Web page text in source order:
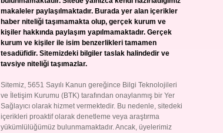
makaleler paylaşılmaktadır. Burada yer alan içerikler
haber niteliği taşımamakta olup, gerçek kurum ve
kişiler hakkında paylaşım yapılmamaktadır. Gerçek
kurum ve kişiler ile isim benzerlikleri tamamen
tesadüfidir. Sitemizdeki bilgiler taslak halindedir ve
tavsiye niteliği taşımazlar.
Sitemiz, 5651 Sayılı Kanun gereğince Bilgi Teknolojileri
ve İletişim Kurumu (BTK) tarafından onaylanmış bir Yer
Sağlayıcı olarak hizmet vermektedir. Bu nedenle, sitedeki
içerikleri proaktif olarak denetleme veya araştırma
yükümlülüğümüz bulunmamaktadır. Ancak, üyelerimiz